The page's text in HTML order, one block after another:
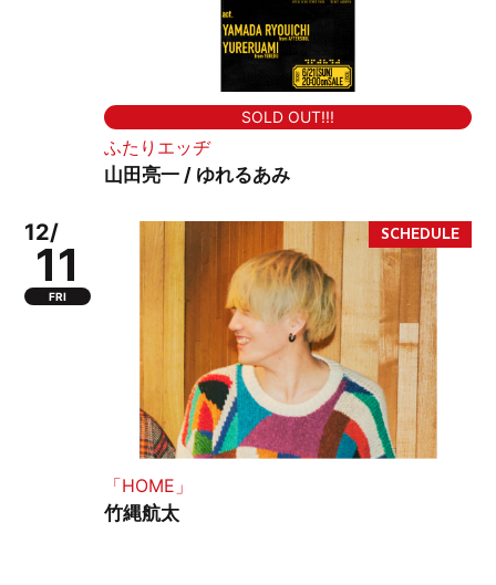
SOLD OUT!!!
ふたりエッヂ
山田亮一 / ゆれるあみ
12/
11
FRI
「HOME」
竹縄航太